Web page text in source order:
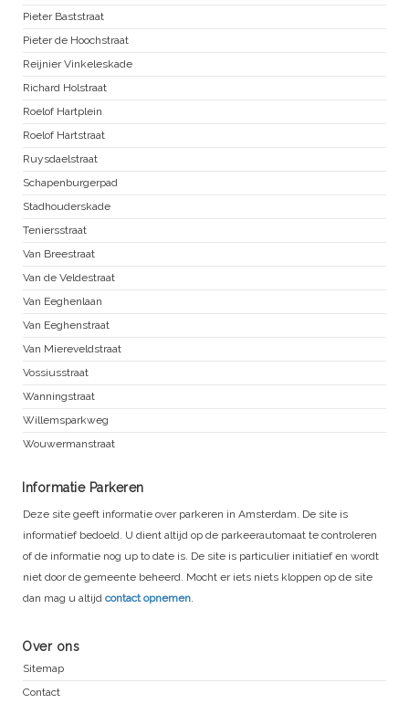
Pieter Baststraat
Pieter de Hoochstraat
Reijnier Vinkeleskade
Richard Holstraat
Roelof Hartplein
Roelof Hartstraat
Ruysdaelstraat
Schapenburgerpad
Stadhouderskade
Teniersstraat
Van Breestraat
Van de Veldestraat
Van Eeghenlaan
Van Eeghenstraat
Van Miereveldstraat
Vossiusstraat
Wanningstraat
Willemsparkweg
Wouwermanstraat
Informatie Parkeren
Deze site geeft informatie over parkeren in Amsterdam. De site is
informatief bedoeld. U dient altijd op de parkeerautomaat te controleren
of de informatie nog up to date is. De site is particulier initiatief en wordt
niet door de gemeente beheerd. Mocht er iets niets kloppen op de site
dan mag u altijd contact opnemen
Over ons
Sitemap
Contact